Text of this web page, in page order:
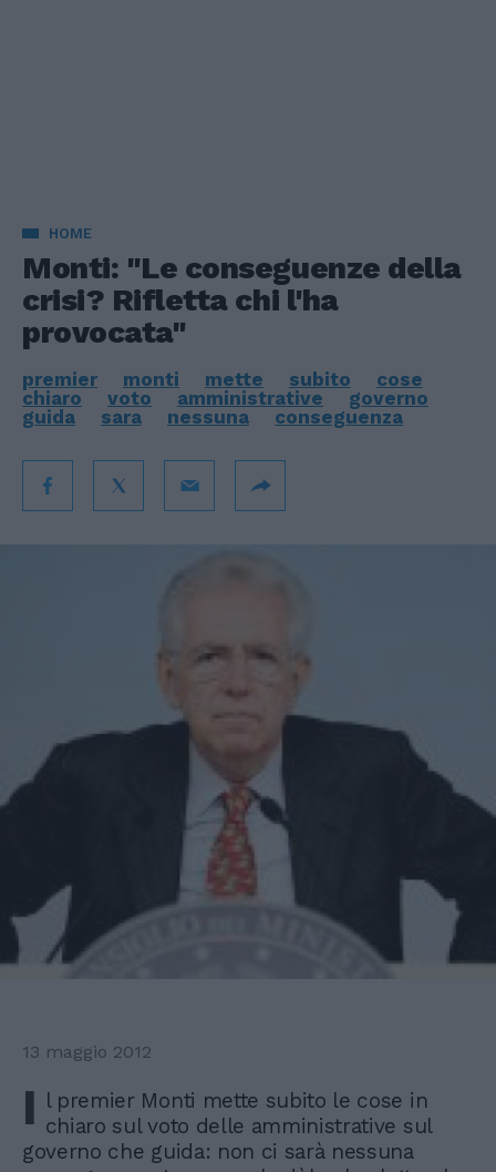
HOME
Monti: "Le conseguenze della
crisi? Rifletta chi l'ha
provocata"
premier monti mette subito
cose
chiaro
voto amministrative
governo
guida
sara nessuna conseguenza
13 maggio 2012
I l premier Monti mette subito le cose in
chiaro sul voto delle amministrative sul
governo che guida: non ci sarà nessuna